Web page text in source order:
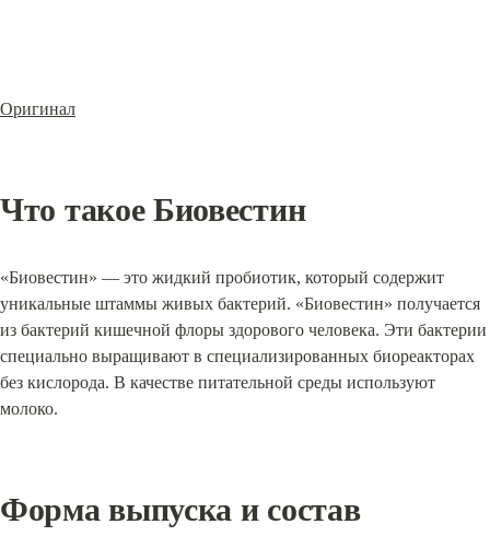
Оригинал
Что такое Биовестин
«Биовестин» — это жидкий пробиотик, который содержит
уникальные штаммы живых бактерий. «Биовестин» получается
из бактерий кишечной флоры здорового человека. Эти бактерии
специально выращивают в специализированных биореакторах
без кислорода. В качестве питательной среды используют
молоко.
Форма выпуска и состав